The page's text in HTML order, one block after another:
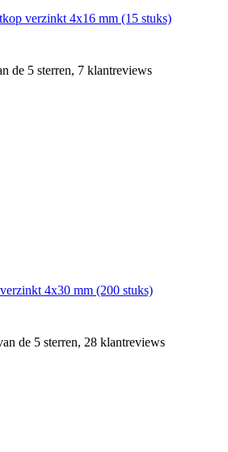
verzinkt 4x16 mm (15 stuks)
de 5 sterren, 7 klantreviews
4x30 mm (200 stuks)
de 5 sterren, 28 klantreviews